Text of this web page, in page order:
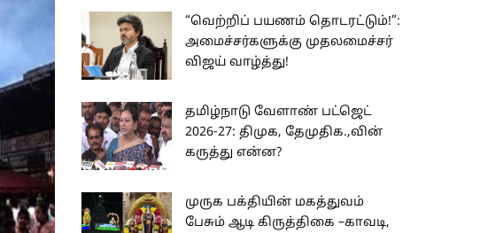
“வெற்றிப் பயணம் தொடரட்டும்!”:
அமைச்சர்களுக்கு முதலமைச்சர்
விஜய் வாழ்த்து!
தமிழ்நாடு வேளாண் பட்ஜெட்
2026-27: திமுக, தேமுதிக.,வின்
கருத்து என்ன?
முருக பக்தியின் மகத்துவம்
பேசும் ஆடி கிருத்திகை –காவடி,